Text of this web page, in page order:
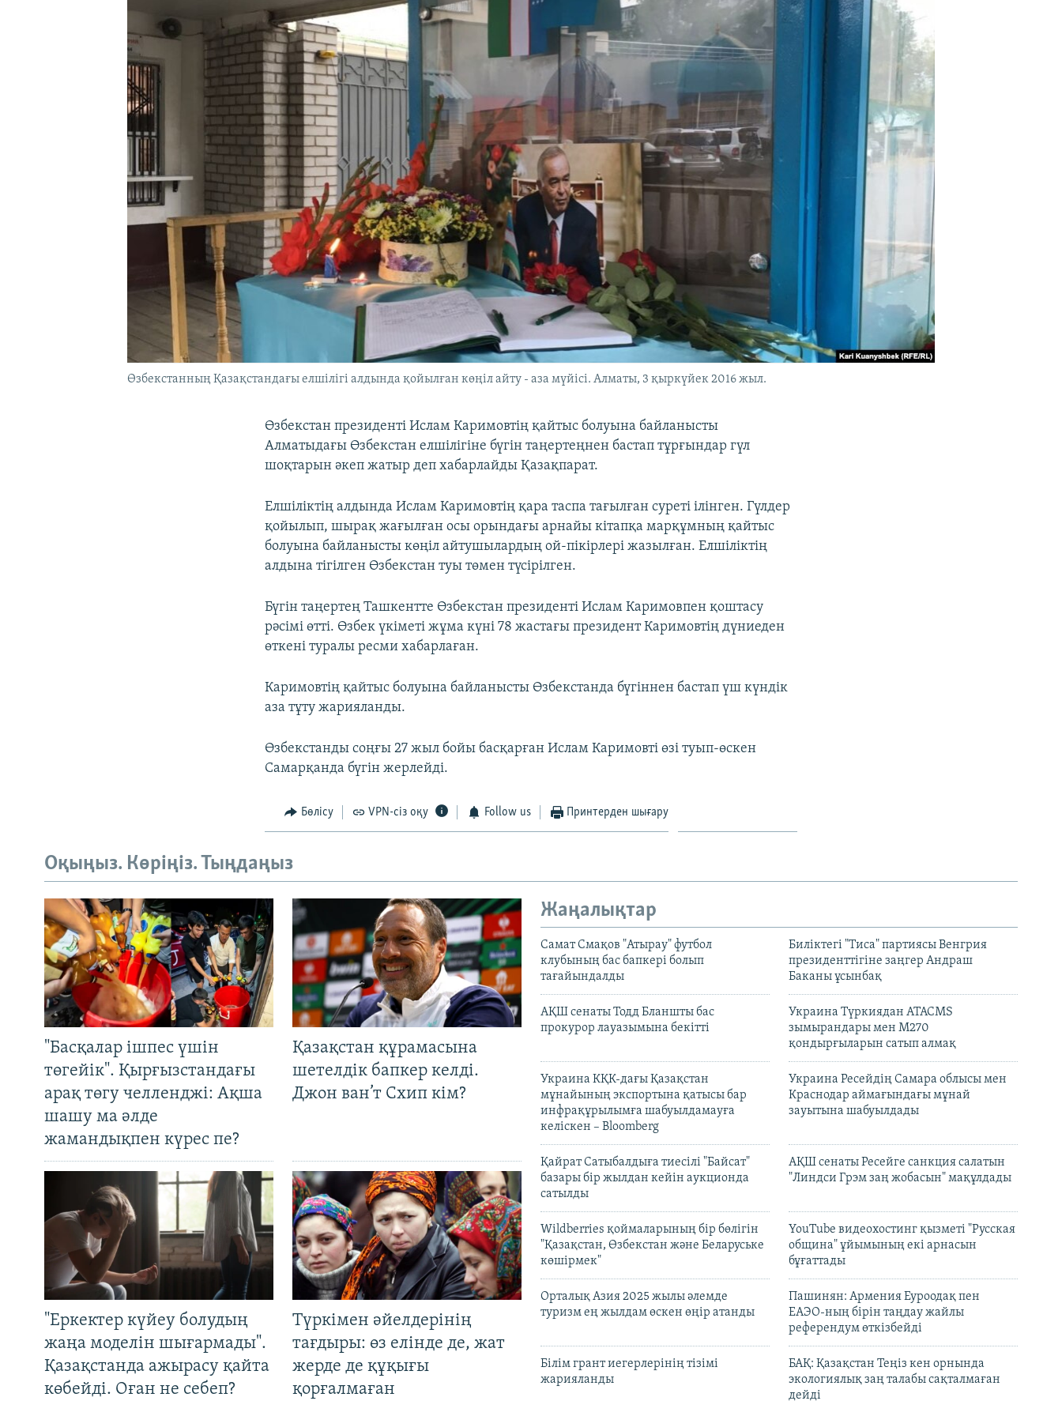
Өзбекстанның Қазақстандағы елшілігі алдында қойылған көңіл айту - аза мүйісі. Алматы, 3 қыркүйек 2016 жыл.
Өзбекстан президенті Ислам Каримовтің қайтыс болуына байланысты
Алматыдағы Өзбекстан елшілігіне бүгін таңертеңнен бастап тұрғындар гүл
шоқтарын әкеп жатыр деп хабарлайды Қазақпарат.
Елшіліктің алдында Ислам Каримовтің қара таспа тағылған суреті ілінген. Гүлдер
қойылып, шырақ жағылған осы орындағы арнайы кітапқа марқұмның қайтыс
болуына байланысты көңіл айтушылардың ой-пікірлері жазылған. Елшіліктің
алдына тігілген Өзбекстан туы төмен түсірілген.
Бүгін таңертең Ташкентте Өзбекстан президенті Ислам Каримовпен қоштасу
рәсімі өтті. Өзбек үкіметі жұма күні 78 жастағы президент Каримовтің дүниеден
өткені туралы ресми хабарлаған.
Каримовтің қайтыс болуына байланысты Өзбекстанда бүгіннен бастап үш күндік
аза тұту жарияланды.
Өзбекстанды соңғы 27 жыл бойы басқарған Ислам Каримовті өзі туып-өскен
Самарқанда бүгін жерлейді.
Бөлісу VPN-сіз оқу Follow us Принтерден шығару
Оқыңыз. Көріңіз. Тыңдаңыз
"Басқалар ішпес үшін
төгейік". Қырғызстандағы
арақ төгу челленджі: Ақша
шашу ма әлде
жамандықпен күрес пе?
Қазақстан құрамасына
шетелдік бапкер келді.
Джон ван’т Схип кім?
"Еркектер күйеу болудың
жаңа моделін шығармады".
Қазақстанда ажырасу қайта
көбейді. Оған не себеп?
Түркімен әйелдерінің
тағдыры: өз елінде де, жат
жерде де құқығы
қорғалмаған
Жаңалықтар
Самат Смақов "Атырау" футбол
клубының бас бапкері болып
тағайындалды
Биліктегі "Тиса" партиясы Венгрия
президенттігіне заңгер Андраш
Баканы ұсынбақ
АҚШ сенаты Тодд Бланшты бас
прокурор лауазымына бекітті
Украина Түркиядан ATACMS
зымырандары мен M270
қондырғыларын сатып алмақ
Украина КҚК-дағы Қазақстан
мұнайының экспортына қатысы бар
инфрақұрылымға шабуылдамауға
келіскен – Bloomberg
Украина Ресейдің Самара облысы мен
Краснодар аймағындағы мұнай
зауытына шабуылдады
Қайрат Сатыбалдыға тиесілі "Байсат"
базары бір жылдан кейін аукционда
сатылды
АҚШ сенаты Ресейге санкция салатын
"Линдси Грэм заң жобасын" мақұлдады
Wildberries қоймаларының бір бөлігін
"Қазақстан, Өзбекстан және Беларуське
көшірмек"
YouTube видеохостинг қызметі "Русская
община" ұйымының екі арнасын
бұғаттады
Орталық Азия 2025 жылы әлемде
туризм ең жылдам өскен өңір атанды
Пашинян: Армения Еуроодақ пен
ЕАЭО-ның бірін таңдау жайлы
референдум өткізбейді
Білім грант иегерлерінің тізімі
жарияланды
БАҚ: Қазақстан Теңіз кен орнында
экологиялық заң талабы сақталмаған
дейді